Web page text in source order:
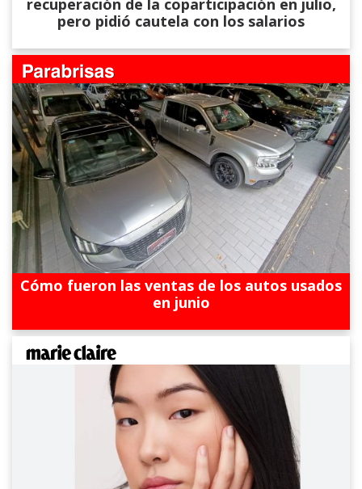
recuperación de la coparticipación en julio,
pero pidió cautela con los salarios
Cómo fueron las ventas de los autos usados
en junio